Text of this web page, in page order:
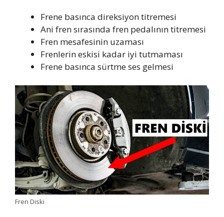
Frene basınca direksiyon titremesi
Ani fren sırasında fren pedalının titremesi
Fren mesafesinin uzaması
Frenlerin eskisi kadar iyi tutmaması
Frene basınca sürtme ses gelmesi
Fren Diski